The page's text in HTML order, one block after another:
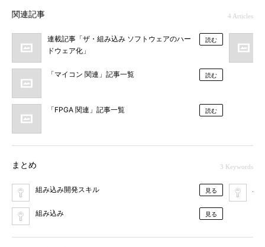
関連記事 4 Articles
連載記事「ザ・組み込み ソフトウェアのハー
ドウェア化」
読む
「マイコン 関連」記事一覧 読む
「FPGA 関連」記事一覧 読む
まとめ 3 Keywords
組み込み開発スキル 見る
組み込み 見る
ハ